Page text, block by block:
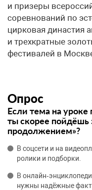
и призеры
соревнований по
цирковая династия
и трехкратные
фестивалей в
Опрос
Если тема на уроке
ты скорее пойдёшь
продолжением»?
В соцсети и на
ролики и подборки.
В
нужны надёжные